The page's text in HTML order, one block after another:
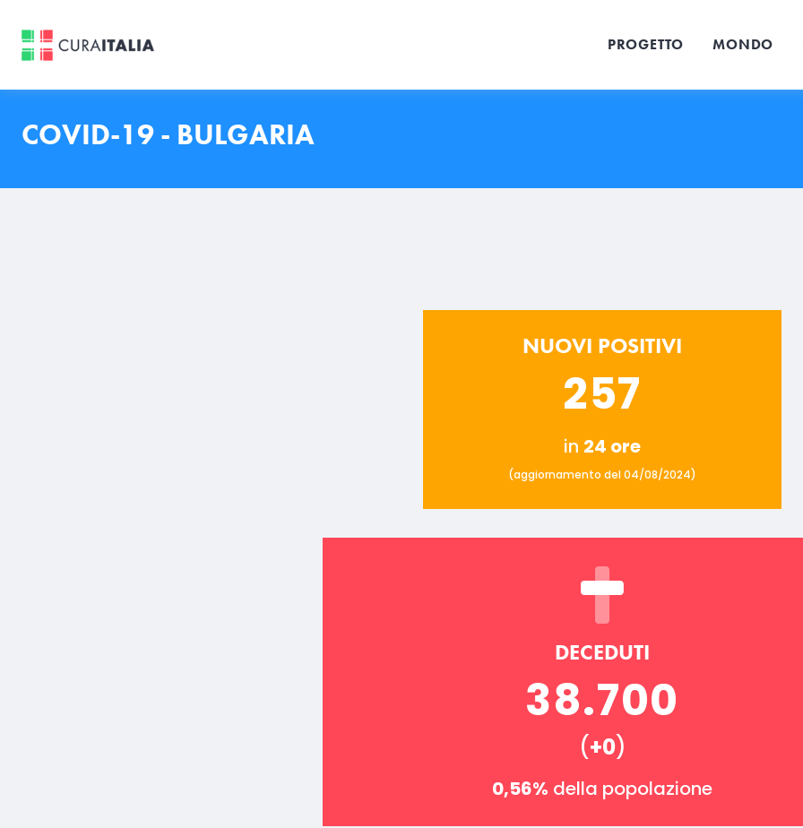
PROGETTO MONDO
COVID-19 - BULGARIA
NUOVI POSITIVI
257
in 24 ore
(aggiornamento del 04/08/2024)
DECEDUTI
38.700
(+0)
0,56% della popolazione